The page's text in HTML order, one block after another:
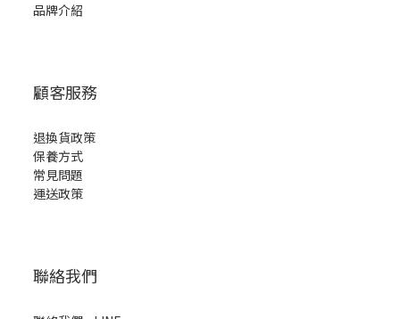
品牌介紹
顧客服務
退換貨政策
保養方式
常見問題
運送政策
聯絡我們